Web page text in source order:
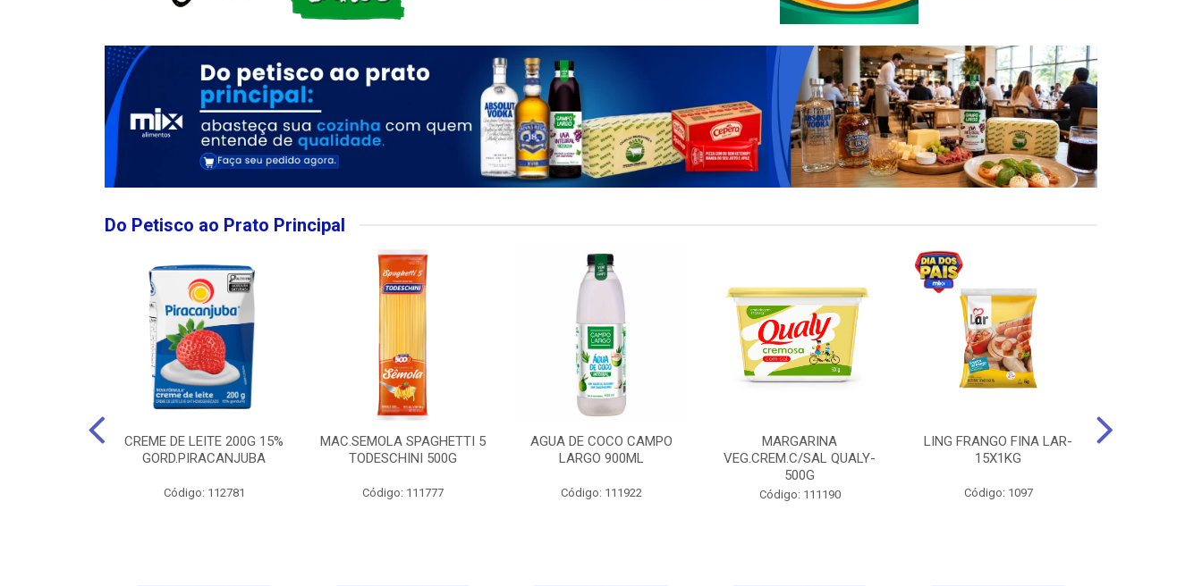
Do Petisco ao Prato Principal
CREME DE LEITE 200G 15%
GORD.PIRACANJUBA
Código: 112781
MAC.SEMOLA SPAGHETTI 5
TODESCHINI 500G
Código: 111777
AGUA DE COCO CAMPO
LARGO 900ML
Código: 111922
MARGARINA
VEG.CREM.C/SAL QUALY-
500G
Código: 111190
LING FRANGO FINA LAR-
15X1KG
Código: 1097